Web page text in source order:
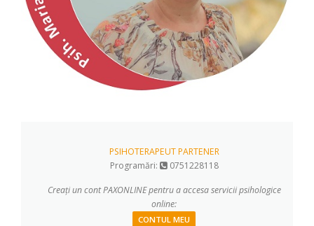
PSIHOTERAPEUT PARTENER
Programări:
0751228118
Creați un cont PAXONLINE pentru a accesa servicii psihologice
online:
CONTUL MEU